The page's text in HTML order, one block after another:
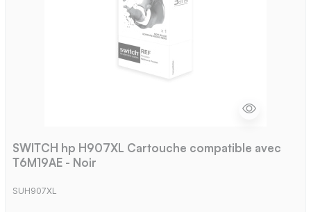
SWITCH hp H907XL Cartouche compatible avec
T6M19AE - Noir
SUH907XL